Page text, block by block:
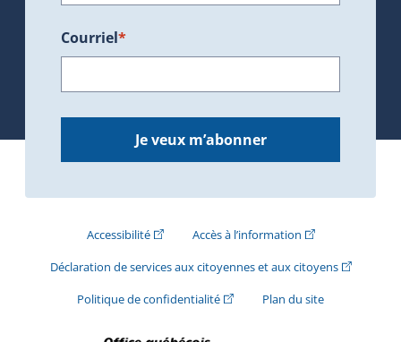
Courriel*
Je veux m’abonner
Accessibilité(Cet hyperlien externe s'ouvrira dans une
Accès à l’information(Cet hyperlien
Déclaration de services aux citoyennes et aux citoyens(Cet
Politique de confidentialité(Cet hyperlien externe s'ouvrira
Plan du site